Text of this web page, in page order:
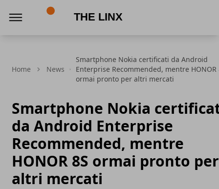
Home News
Smartphone Nokia certificati da Android
Enterprise Recommended, mentre HONOR
ormai pronto per altri mercati
Smartphone Nokia
da Android Enterprise
Recommended, mentre
HONOR 8S ormai pronto per
altri mercati